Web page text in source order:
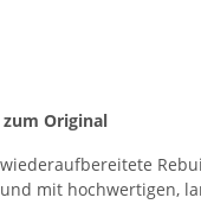
Original
mit hochwertigen,